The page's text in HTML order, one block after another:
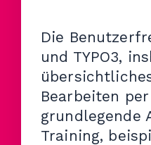
Die
und TYPO3,
Bearbeiten
grundlegende
Training,